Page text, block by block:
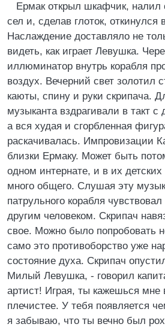
Ермак открыл шкафчик, налил
сел и, сделав глоток, откинулся
Наслаждение доставляло не
видеть, как играет Левушка.
иллюминатор внутрь корабля
воздух. Вечерний свет золотил
каюты, спину и руки скрипача.
музыканта вздрагивали в такт
а вся худая и сгорбленная
раскачивалась. Импровизации
близки Ермаку. Может быть
одном интернате, и в их
много общего. Слушая эту
патрульного корабля
другим человеком. Скрипач
свое. Можно было попробовать
само это противоборство уже
состояние духа. Скрипач
Милый Левушка, - говорил
артист! Играя, ты кажешься
плечистее. У тебя появляется
я забываю, что ты вечно был